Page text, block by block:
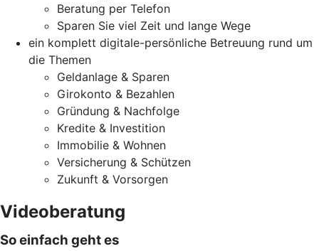
Beratung per Telefon
Sparen Sie viel Zeit und lange Wege
ein komplett digitale-persönliche Betreuung rund um
die Themen
Geldanlage & Sparen
Girokonto & Bezahlen
Gründung & Nachfolge
Kredite & Investition
Immobilie & Wohnen
Versicherung & Schützen
Zukunft & Vorsorgen
Videoberatung
So einfach geht es